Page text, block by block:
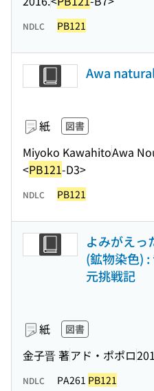
NDLC PB121
Awa
紙 図書
Miyoko KawahitoAwa
<PB121-D3>
NDLC PB121
よみがえっ
(鉱物染色)
元挑戦記
紙 図書
金子晋 著アド・ポポロ
NDLC PA261 PB121